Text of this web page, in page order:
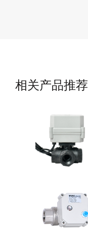
相关产品推荐